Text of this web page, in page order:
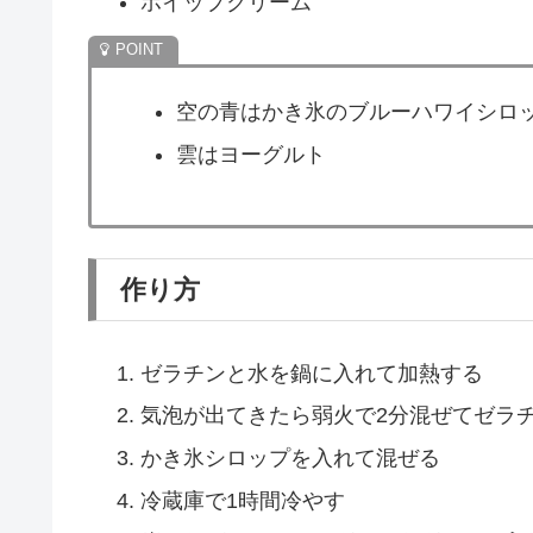
空の青はかき氷のブルーハワイシロ
雲はヨーグルト
作り方
ゼラチンと水を鍋に入れて加熱する
気泡が出てきたら弱火で2分混ぜてゼラ
かき氷シロップを入れて混ぜる
冷蔵庫で1時間冷やす